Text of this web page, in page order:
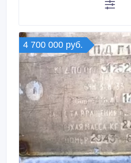
4 700 000 руб.